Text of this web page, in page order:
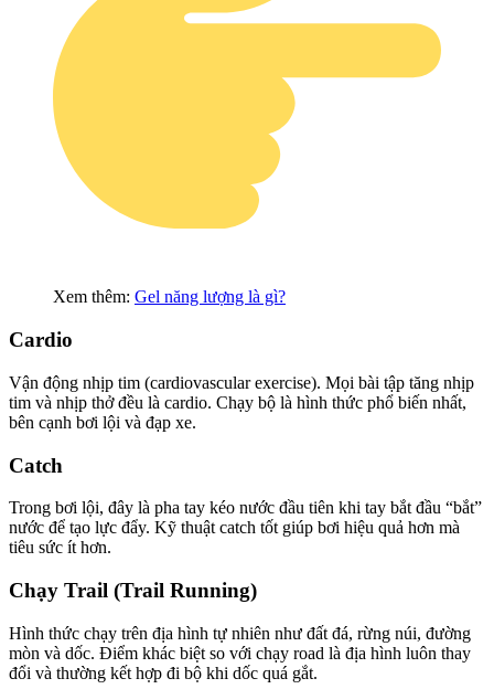
Xem thêm: Gel năng lượng là gì?
Cardio
Vận động nhịp tim (cardiovascular exercise). Mọi bài tập tăng nhịp
tim và nhịp thở đều là cardio. Chạy bộ là hình thức phổ biến nhất,
bên cạnh bơi lội và đạp xe.
Catch
Trong bơi lội, đây là pha tay kéo nước đầu tiên khi tay bắt đầu “bắt”
nước để tạo lực đẩy. Kỹ thuật catch tốt giúp bơi hiệu quả hơn mà
tiêu sức ít hơn.
Chạy Trail (Trail Running)
Hình thức chạy trên địa hình tự nhiên như đất đá, rừng núi, đường
mòn và dốc. Điểm khác biệt so với chạy road là địa hình luôn thay
đổi và thường kết hợp đi bộ khi dốc quá gắt.